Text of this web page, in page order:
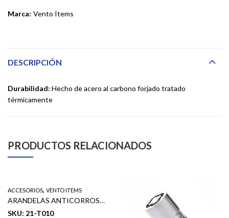
Marca: Vento Items
DESCRIPCIÓN
Durabilidad: Hecho de acero al carbono forjado tratado
térmicamente
PRODUCTOS RELACIONADOS
ACCESORIOS, VENTO ITEMS
ARANDELAS ANTICORROSIÓN PARA BATERÍA – 2 UNIDADES (BLISTER CARD) (50/1)
SKU: 21-T010